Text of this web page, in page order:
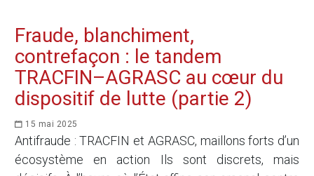
Fraude, blanchiment,
contrefaçon : le tandem
TRACFIN–AGRASC au cœur du
dispositif de lutte (partie 2)
15 mai 2025
Antifraude : TRACFIN et AGRASC, maillons forts d’un
écosystème en action Ils sont discrets, mais